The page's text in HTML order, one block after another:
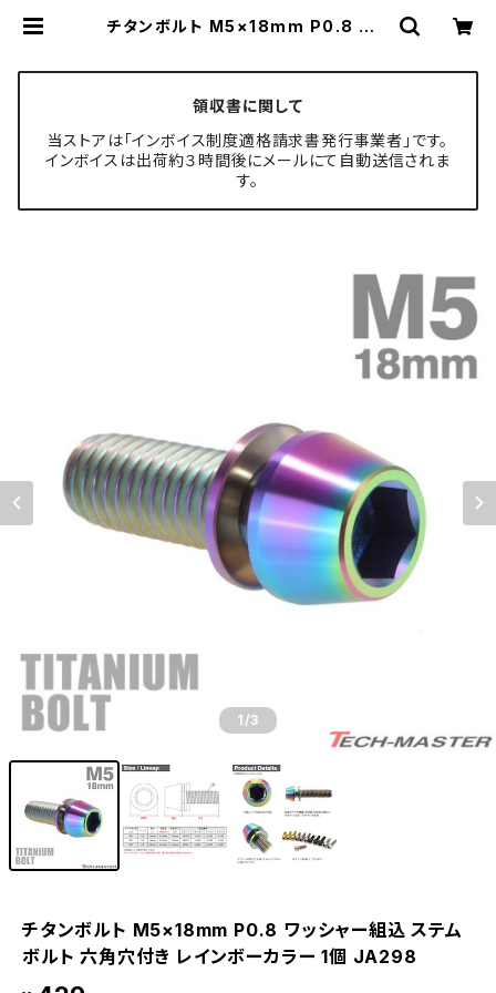
チタンボルト M5×18mm P0.8 ワッ
CH-MASTER ボルト専門店
領収書に関して
当ストアは「インボイス制度適格請求書発行事業者」です。
インボイスは出荷約３時間後にメールにて自動送信されま
す。
1 /3
チタンボルト M5×18mm P0.8 ワッシャー組込 ステム
ボルト 六角穴付き レインボーカラー 1個 JA298